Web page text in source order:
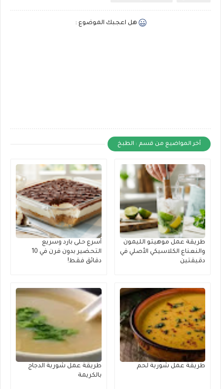
هل اعجبك الموضوع :
أخر المواضيع من قسم : الطبخ
طريقة عمل موهيتو الليمون
والنعناع الكلاسيكي الأصلي في
دقيقتين
أسرع حلى بارد وسريع
التحضير بدون فرن في 10
دقائق فقط!
طريقة عمل شوربة لحم
طريقة عمل شوربة الدجاج
بالكريمة